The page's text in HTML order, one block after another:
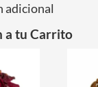
adicional
a tu Carrito